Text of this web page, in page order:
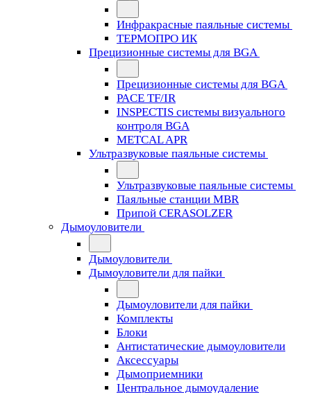
Инфракрасные паяльные системы
ТЕРМОПРО ИК
Прецизионные системы для BGA
Прецизионные системы для BGA
PACE TF/IR
INSPECTIS системы визуального
контроля BGA
METCAL APR
Ультразвуковые паяльные системы
Ультразвуковые паяльные системы
Паяльные станции MBR
Припой CERASOLZER
Дымоуловители
Дымоуловители
Дымоуловители для пайки
Дымоуловители для пайки
Комплекты
Блоки
Антистатические дымоуловители
Аксессуары
Дымоприемники
Центральное дымоудаление